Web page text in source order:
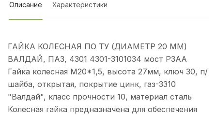
Описание Характеристики
ГАЙКА КОЛЕСНАЯ ПО ТУ (ДИАМЕТР 20 ММ)
ВАЛДАЙ, ПАЗ, 4301 4301-3101034 мост РЗАА
Гайка колесная М20*1,5, высота 27мм, ключ 30, п/
шайба, открытая, покрытие цинк, газ-3310
"Валдай", класс прочности 10, материал сталь
Колесная гайка предназначена для обеспечения